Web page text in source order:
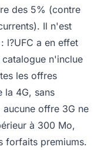
des 5% (contre
Il n'est
l?UFC a en effet
n'inclue
les offres
la 4G, sans
offre 3G ne
à 300 Mo,
forfaits premiums.